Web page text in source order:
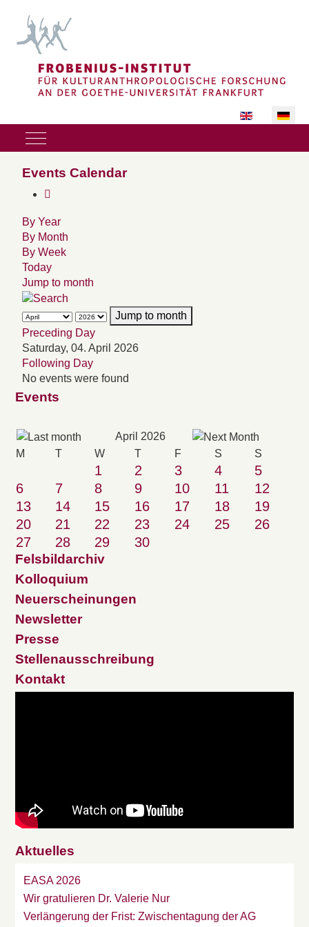
Sprache
Mobile Menu Toggle
Events Calendar
By Year
By Month
By Week
Today
Jump to month
Jump to month
Preceding Day
Saturday, 04. April 2026
Following Day
No events were found
Events
April 2026
M T W T F S S
1 2 3 4
5
6
7 8 9 10 11
12
13
14 15 16 17 18
19
20
21 22 23 24 25
26
27
28 29 30
Felsbildarchiv
Kolloquium
Neuerscheinungen
Newsletter
Presse
Stellenausschreibung
Kontakt
Aktuelles
EASA 2026
Wir gratulieren Dr. Valerie Nur
Verlängerung der Frist: Zwischentagung der AG